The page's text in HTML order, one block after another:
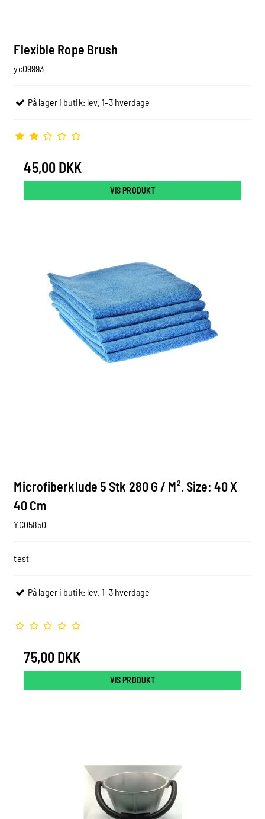
Flexible Rope Brush
yc09993
På lager i butik: lev. 1-3 hverdage
45,00 DKK
VIS PRODUKT
Microfiberklude 5 Stk 280 G / M². Size: 40 X
40 Cm
YC05850
test
På lager i butik: lev. 1-3 hverdage
75,00 DKK
VIS PRODUKT